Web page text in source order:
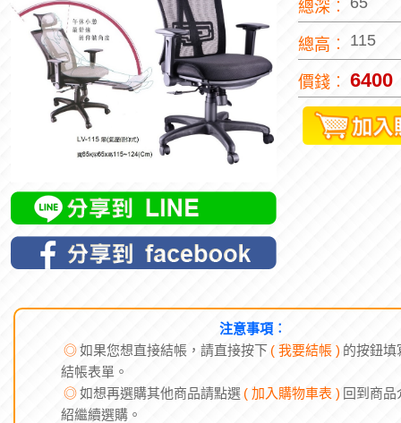
總深︰
總高︰ 115
價錢︰ 6400
注意事項︰
◎如果您想直接結帳，請直接按下 ( 我要結帳 ) 的按鈕填
結帳表單。
◎如想再選購其他商品請點選 ( 加入購物車表 ) 回到商品
紹繼續選購。